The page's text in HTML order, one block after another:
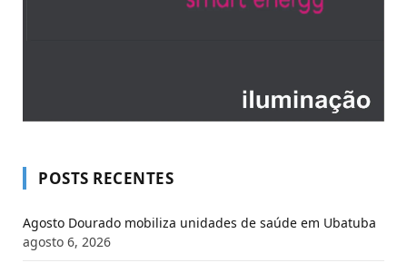
POSTS RECENTES
Agosto Dourado mobiliza unidades de saúde em Ubatuba
agosto 6, 2026